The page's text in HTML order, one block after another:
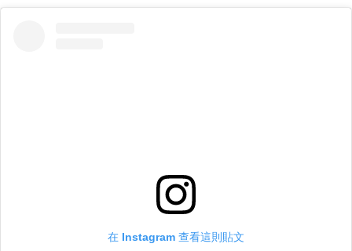
在 Instagram 查看這則貼文